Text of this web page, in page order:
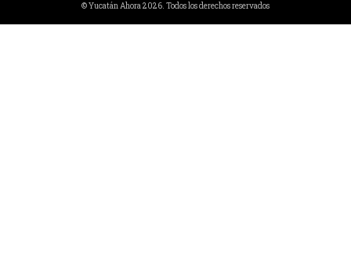
© Yucatán Ahora 2026. Todos los derechos reservados